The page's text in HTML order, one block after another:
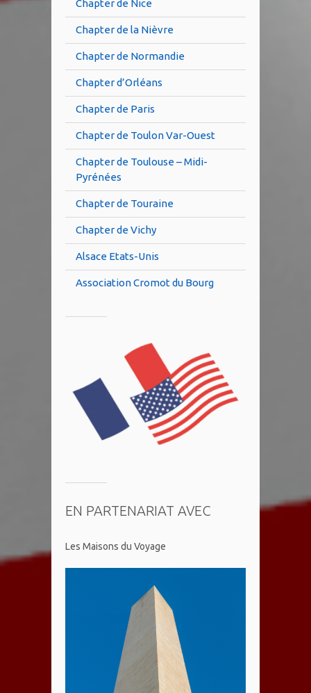
Chapter de Nice
Chapter de la Nièvre
Chapter de Normandie
Chapter d’Orléans
Chapter de Paris
Chapter de Toulon Var-Ouest
Chapter de Toulouse – Midi-
Pyrénées
Chapter de Touraine
Chapter de Vichy
Alsace Etats-Unis
Association Cromot du Bourg
EN PARTENARIAT AVEC
Les Maisons du Voyage